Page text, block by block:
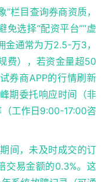
栏目查询券商资质，
选择“配资平台”“虚
金通常为万2.5-万3，
费），若资金量超50
券商APP的行情刷新
期委托响应时间（非
工作日9:00-17:00咨
间，未及时成交的订
交易金额的0.3%。这